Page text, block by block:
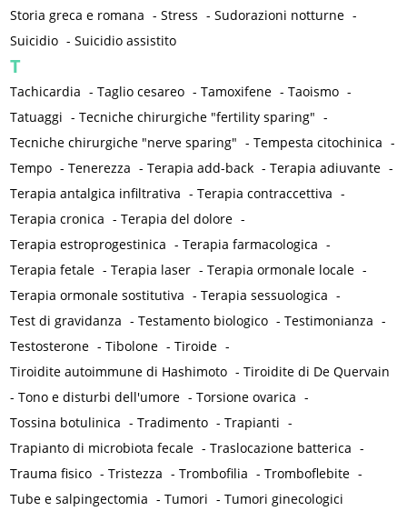
Storia greca e romana -Stress -Sudorazioni notturne -
Suicidio -Suicidio assistito
T
Tachicardia -Taglio cesareo -Tamoxifene -Taoismo -
Tatuaggi -Tecniche chirurgiche "fertility sparing" -
Tecniche chirurgiche "nerve sparing" -Tempesta citochinica -
Tempo -Tenerezza -Terapia add-back -Terapia adiuvante -
Terapia antalgica infiltrativa -Terapia contraccettiva -
Terapia cronica -Terapia del dolore -
Terapia estroprogestinica -Terapia farmacologica -
Terapia fetale -Terapia laser -Terapia ormonale locale -
Terapia ormonale sostitutiva -Terapia sessuologica -
Test di gravidanza -Testamento biologico -Testimonianza -
Testosterone -Tibolone -Tiroide -
Tiroidite autoimmune di Hashimoto -Tiroidite di De Quervain
-Tono e disturbi dell'umore -Torsione ovarica -
Tossina botulinica -Tradimento -Trapianti -
Trapianto di microbiota fecale -Traslocazione batterica -
Trauma fisico -Tristezza -Trombofilia -Tromboflebite -
Tube e salpingectomia -Tumori -Tumori ginecologici